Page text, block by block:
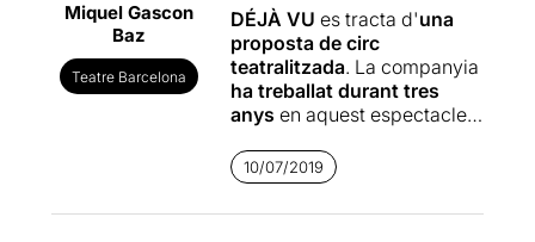
Miquel Gascon
Baz
Teatre Barcelona
DÉJÀ VU es tracta d'una
proposta de circ
teatralitzada. La companyia
ha treballat durant tres
anys en aquest espectacle
artesanal. Nosaltres vam
conèixer a Manolo Alcántara
en el Festival Grec 2013 amb
10/07/2019